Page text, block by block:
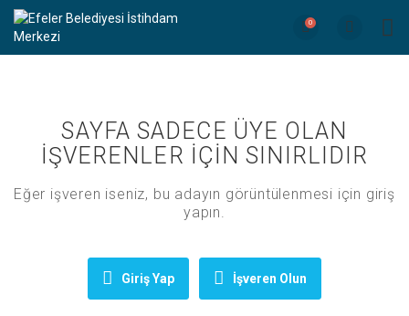
0
SAYFA SADECE ÜYE OLAN
İŞVERENLER İÇİN SINIRLIDIR
Eğer işveren iseniz, bu adayın görüntülenmesi için giriş
yapın.
Giriş Yap İşveren Olun